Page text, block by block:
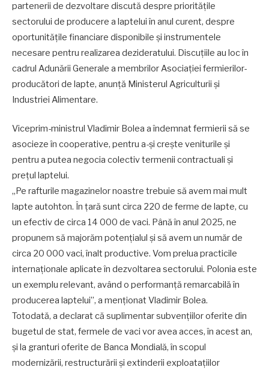
partenerii de dezvoltare discută despre prioritățile
sectorului de producere a laptelui în anul curent, despre
oportunitățile financiare disponibile și instrumentele
necesare pentru realizarea dezideratului. Discuțiile au loc în
cadrul Adunării Generale a membrilor Asociației fermierilor-
producători de lapte, anunță Ministerul Agriculturii și
Industriei Alimentare.
Viceprim-ministrul Vladimir Bolea a îndemnat fermierii să se
asocieze în cooperative, pentru a-și crește veniturile și
pentru a putea negocia colectiv termenii contractuali și
prețul laptelui.
„Pe rafturile magazinelor noastre trebuie să avem mai mult
lapte autohton. În țară sunt circa 220 de ferme de lapte, cu
un efectiv de circa 14 000 de vaci. Până în anul 2025, ne
propunem să majorăm potențialul și să avem un număr de
circa 20 000 vaci, înalt productive. Vom prelua practicile
internaționale aplicate în dezvoltarea sectorului. Polonia este
un exemplu relevant, având o performanță remarcabilă în
producerea laptelui”, a menționat Vladimir Bolea.
Totodată, a declarat că suplimentar subvențiilor oferite din
bugetul de stat, fermele de vaci vor avea acces, în acest an,
și la granturi oferite de Banca Mondială, în scopul
modernizării, restructurării și extinderii exploatațiilor